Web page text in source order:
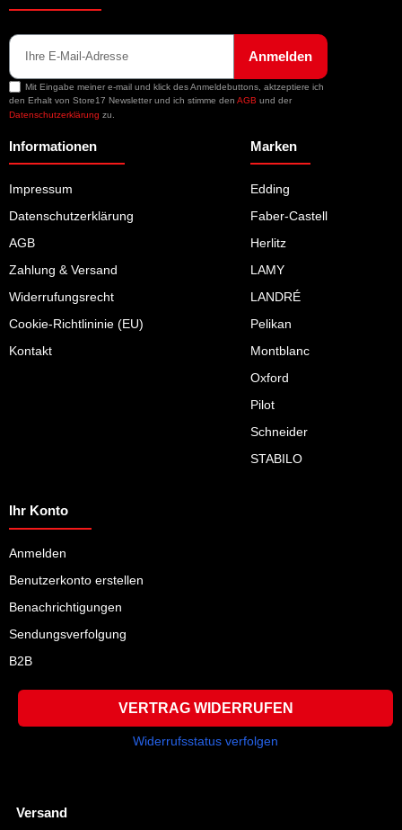
Anmelden
Mit Eingabe meiner e-mail und klick des Anmeldebuttons, aktzeptiere ich
den Erhalt von Store17 Newsletter und ich stimme den AGB und der
Datenschutzerklärung zu.
Informationen
Impressum
Datenschutzerklärung
AGB
Zahlung & Versand
Widerrufungsrecht
Cookie-Richtlininie (EU)
Kontakt
Marken
Edding
Faber-Castell
Herlitz
LAMY
LANDRÉ
Pelikan
Montblanc
Oxford
Pilot
Schneider
STABILO
Ihr Konto
Anmelden
Benutzerkonto erstellen
Benachrichtigungen
Sendungsverfolgung
B2B
VERTRAG WIDERRUFEN
Widerrufsstatus verfolgen
Versand